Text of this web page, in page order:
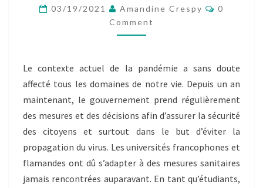
COMMUNAUTÉ
GESTION
UNIVERSITAIRE
LORS
LA
CRISE
DU
COVID-
03/19/2021 Amandine Crespy
0
Comment
Le contexte actuel de la pandémie a sans doute
affecté tous les domaines de notre vie. Depuis un an
maintenant, le gouvernement prend régulièrement
des mesures et des décisions afin d’assurer la sécurité
des citoyens et surtout dans le but d’éviter la
propagation du virus. Les universités francophones et
flamandes ont dû s’adapter à des mesures sanitaires
jamais rencontrées auparavant. En tant qu’étudiants,